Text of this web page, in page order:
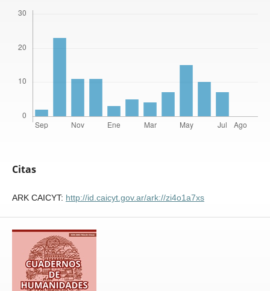
Citas
ARK CAICYT: http://id.caicyt.gov.ar/ark://zi4o1a7xs